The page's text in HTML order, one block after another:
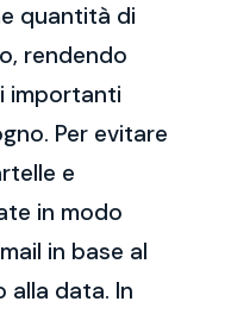
quantità di
rendendo
importanti
Per evitare
e
in modo
in base al
alla data. In